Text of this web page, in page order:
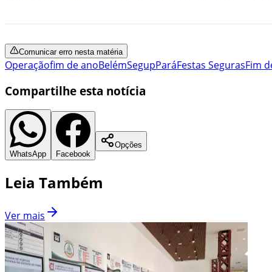
Comunicar erro nesta matéria
Operaçãofim de anoBelémSegupParáFestas SegurasFim
Compartilhe esta notícia
WhatsApp Facebook
Opções
Leia Também
Ver mais